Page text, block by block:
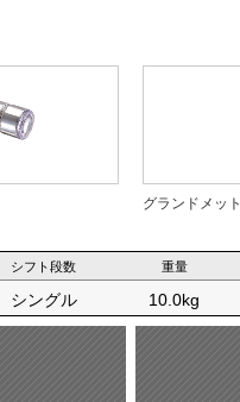
グランドメット
シフト段数 重量
シングル 10.0kg